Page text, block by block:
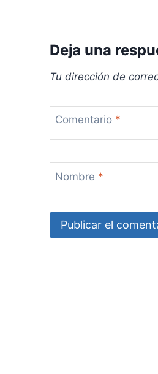
Deja una
Tu dirección de
Comentario *
Nombre *